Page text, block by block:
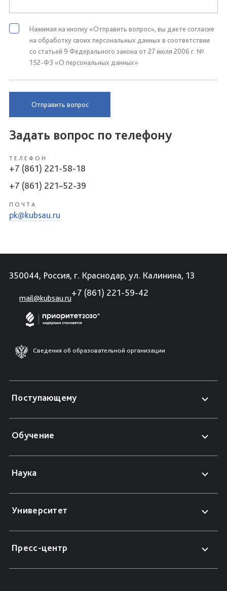
Нажимая на кнопку «Отправить вопрос», вы даете согласие
на обработку своих персональных данных в соответствии
со статьей 9 Федерального закона от 27 июля 2006 г. №
152-ФЗ «О персональных данных»
Отправить вопрос
Задать вопрос по телефону
ТЕЛЕФОН
+7 (861) 221-58-18
+7 (861) 221–52-39
ПОЧТА
pk@kubsau.ru
350044, Россия, г. Краснодар, ул. Калинина, 13
mail@kubsau.ru
+7 (861) 221-59-42
Сведения об образовательной организации
Поступающему
Обучение
Наука
Университет
Пресс-центр